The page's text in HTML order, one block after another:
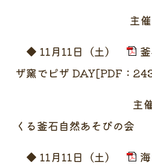
主催：もり
◆ 11月11日（土）
ザ窯でピザ DAY[PDF：
主催：バリ
くる釜石自然あそびの会
◆ 11月11日（土）